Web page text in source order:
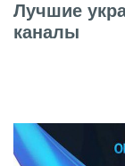
Лучшие
каналы